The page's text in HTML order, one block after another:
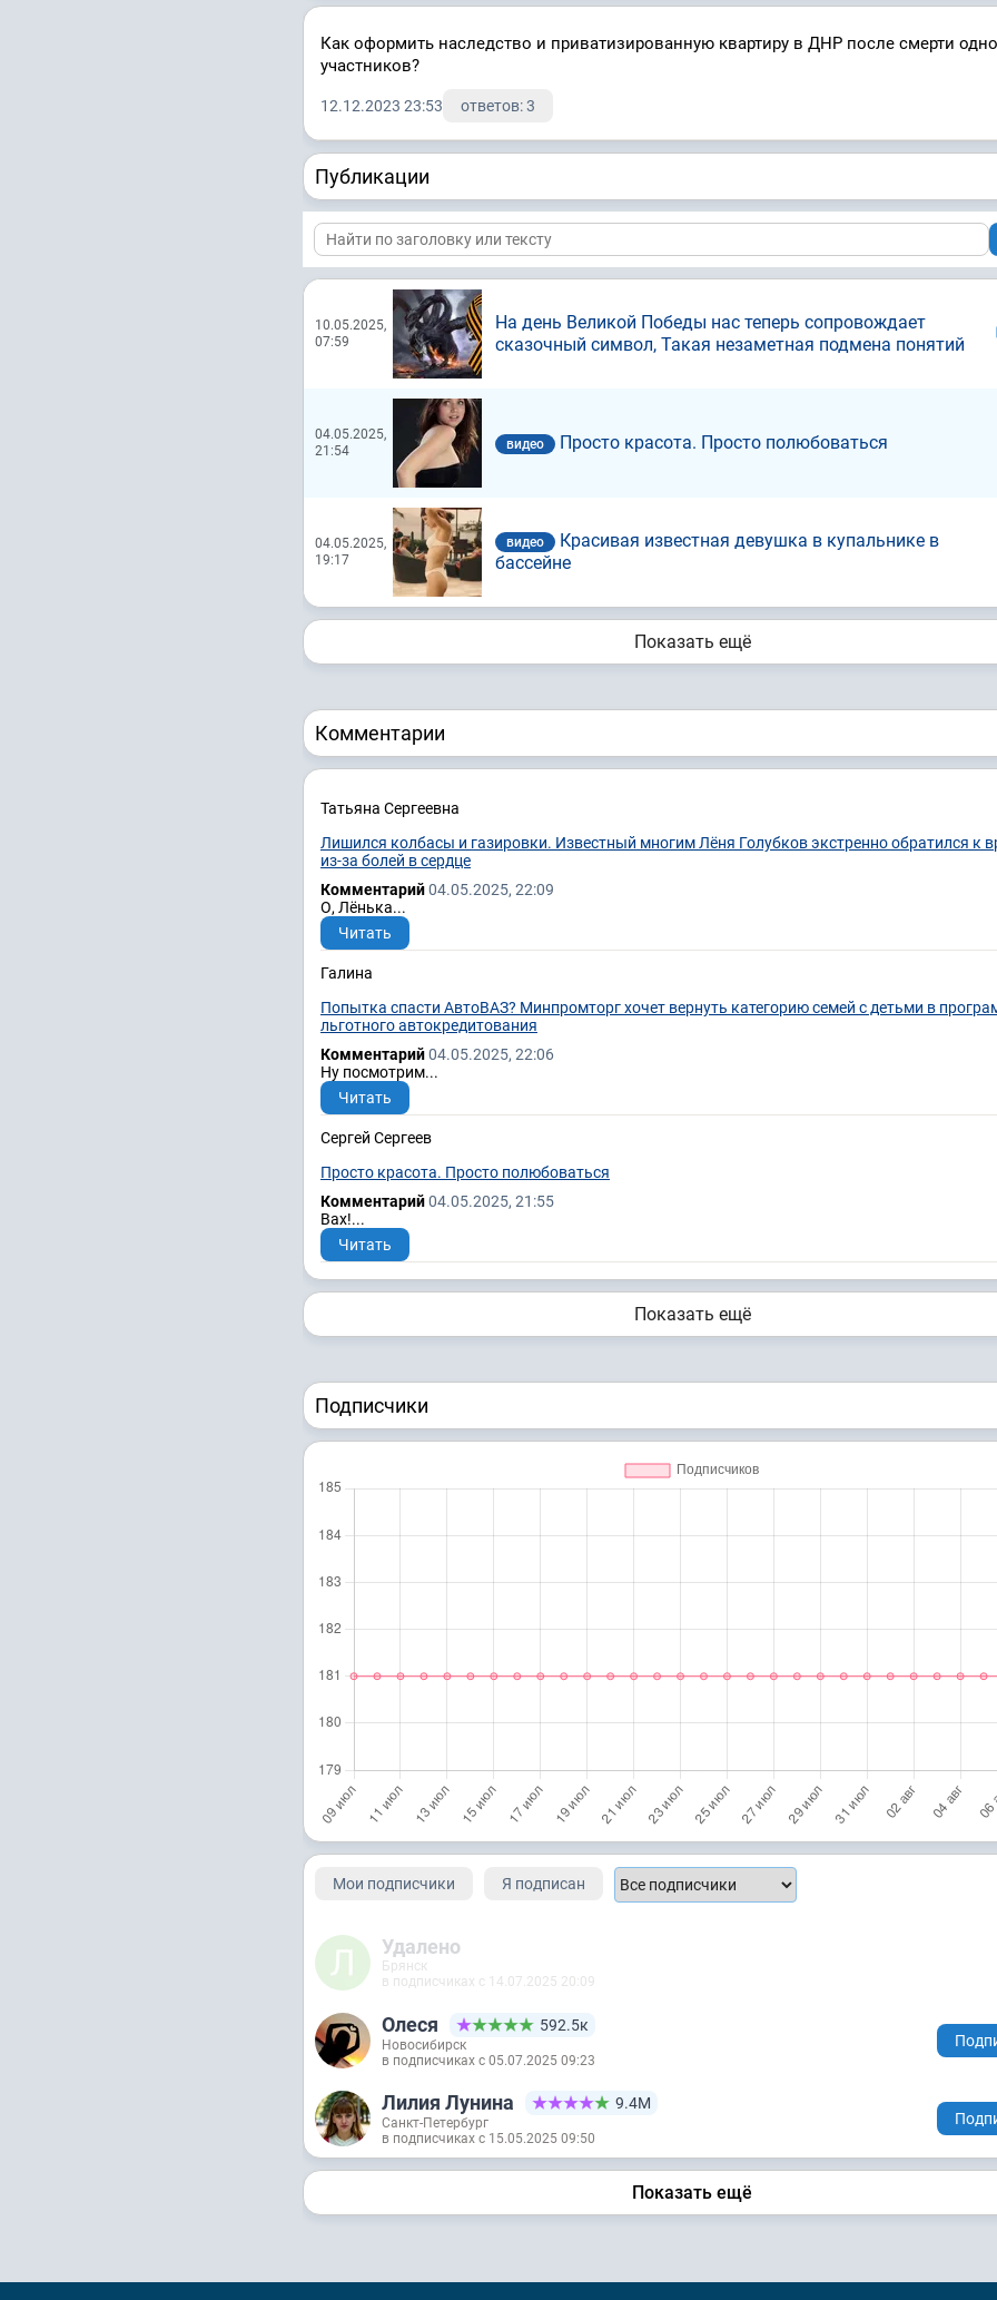
Как оформить наследство и приватизированную квартиру в ДНР после смерти
участников?
12.12.2023 23:53 ответов: 3
Публикации
10.05.2025,
07:59
На день Великой Победы нас теперь сопровождает
сказочный символ, Такая незаметная подмена понятий
04.05.2025,
21:54
видео Просто красота. Просто полюбоваться
04.05.2025,
19:17
видео
Красивая известная девушка в купальнике в
бассейне
Показать ещё
Комментарии
Татьяна Сергеевна
Лишился колбасы и газировки. Известный многим Лёня Голубков экстренно обратился к
из-за болей в сердце
Комментарий04.05.2025, 22:09
О, Лёнька...
Читать
Галина
Попытка спасти АвтоВАЗ? Минпромторг хочет вернуть категорию семей с детьми в
льготного автокредитования
Комментарий04.05.2025, 22:06
Ну посмотрим...
Читать
Сергей Сергеев
Просто красота. Просто полюбоваться
Комментарий04.05.2025, 21:55
Вах!...
Читать
Показать ещё
Подписчики
Мои подписчики Я подписан
Удалено
Брянск
в подписчиках с 14.07.2025 20:09
Олеся 592.5к
Новосибирск
в подписчиках с 05.07.2025 09:23
Лилия Лунина 9.4М
Санкт-Петербург
в подписчиках с 15.05.2025 09:50
Показать ещё